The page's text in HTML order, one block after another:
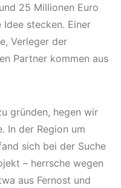
25 Millionen Euro
stecken. Einer
Verleger der
Partner kommen aus
gründen, hegen wir
In der Region um
sich bei der Suche
– herrsche wegen
aus Fernost und